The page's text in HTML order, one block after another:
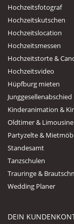
Hochzeitsfotograf
Hochzeitskutschen
Hochzeitslocation
Hochzeitsmessen
Hochzeitstorte &
Hochzeitsvideo
Hüpfburg mieten
Junggesellenabschied
Kinderanimation &
Oldtimer &
Partyzelte &
Standesamt
Tanzschulen
Trauringe &
Wedding Planer
DEIN